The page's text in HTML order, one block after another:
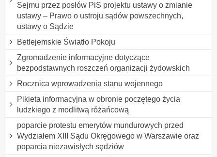
Sejmu przez posłów PiS projektu ustawy o zmianie
ustawy – Prawo o ustroju sądów powszechnych,
ustawy o Sądzie
Betlejemskie Światło Pokoju
Zgromadzenie informacyjne dotyczące
bezpodstawnych roszczeń organizacji żydowskich
Rocznica wprowadzenia stanu wojennego
Pikieta informacyjna w obronie poczętego życia
ludzkiego z modlitwą różańcową
poparcie protestu emerytów mundurowych przed
Wydziałem XIII Sądu Okręgowego w Warszawie oraz
poparcia niezawisłych sędziów